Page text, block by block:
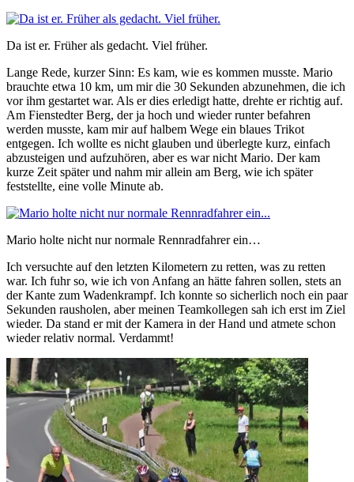
Da ist er. Früher als gedacht. Viel früher.
Lange Rede, kurzer Sinn: Es kam, wie es kommen musste. Mario
brauchte etwa 10 km, um mir die 30 Sekunden abzunehmen, die ich
vor ihm gestartet war. Als er dies erledigt hatte, drehte er richtig auf.
Am Fienstedter Berg, der ja hoch und wieder runter befahren
werden musste, kam mir auf halbem Wege ein blaues Trikot
entgegen. Ich wollte es nicht glauben und überlegte kurz, einfach
abzusteigen und aufzuhören, aber es war nicht Mario. Der kam
kurze Zeit später und nahm mir allein am Berg, wie ich später
feststellte, eine volle Minute ab.
Mario holte nicht nur normale Rennradfahrer ein…
Ich versuchte auf den letzten Kilometern zu retten, was zu retten
war. Ich fuhr so, wie ich von Anfang an hätte fahren sollen, stets an
der Kante zum Wadenkrampf. Ich konnte so sicherlich noch ein paar
Sekunden rausholen, aber meinen Teamkollegen sah ich erst im Ziel
wieder. Da stand er mit der Kamera in der Hand und atmete schon
wieder relativ normal. Verdammt!